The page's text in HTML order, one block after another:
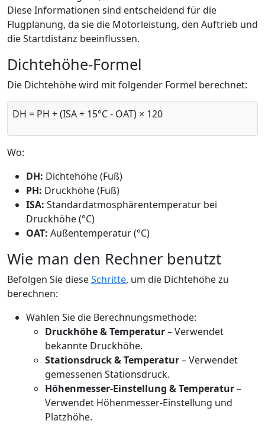
Diese Informationen sind entscheidend für die
Flugplanung, da sie die Motorleistung, den Auftrieb und
die Startdistanz beeinflussen.
Dichtehöhe-Formel
Die Dichtehöhe wird mit folgender Formel berechnet:
DH = PH + (ISA + 15°C - OAT) × 120
Wo:
DH: Dichtehöhe (Fuß)
PH: Druckhöhe (Fuß)
ISA: Standardatmosphärentemperatur bei
Druckhöhe (°C)
OAT: Außentemperatur (°C)
Wie man den Rechner benutzt
Befolgen Sie dieseSchritte, um die Dichtehöhe zu
berechnen:
Wählen Sie die Berechnungsmethode:
Druckhöhe & Temperatur– Verwendet
bekannte Druckhöhe.
Stationsdruck & Temperatur– Verwendet
gemessenen Stationsdruck.
Höhenmesser-Einstellung & Temperatur–
Verwendet Höhenmesser-Einstellung und
Platzhöhe.